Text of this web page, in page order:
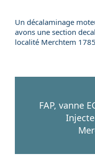
Un décalaminage
avons une section
localité Merchtem 1785
FAP, vanne